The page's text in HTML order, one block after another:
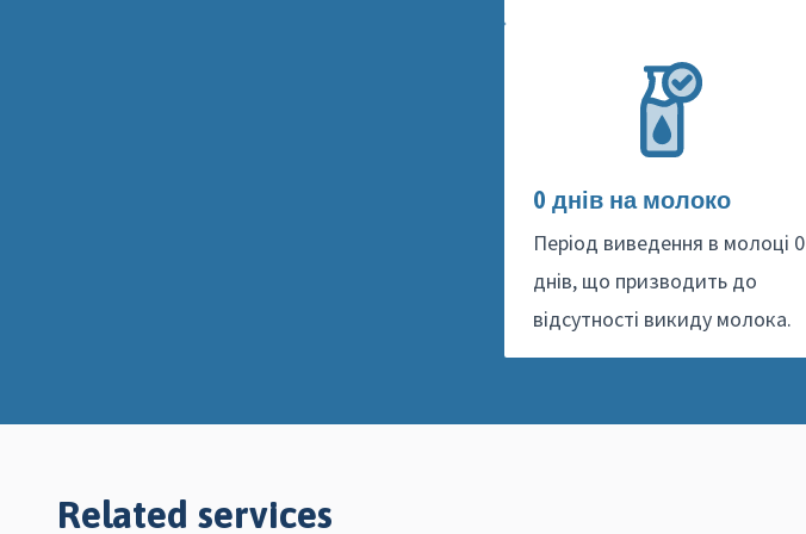
0 днів на молоко
Період виведення в молоці 0
днів, що призводить до
відсутності викиду молока.
Related services